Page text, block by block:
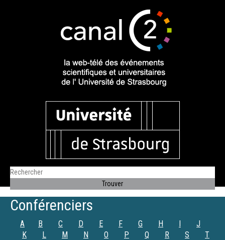
Conférenciers
A B C D E F G H I
J
K
L M N O P Q R S
T